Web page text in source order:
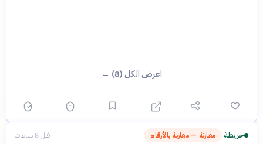
اعرض الكل (8) ←
خريطة› مقارنة — مقارنة بالأرقام قبل 8 ساعات